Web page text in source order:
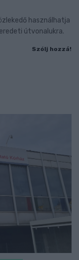
használhatja
útvonalukra.
Szólj hozzá!